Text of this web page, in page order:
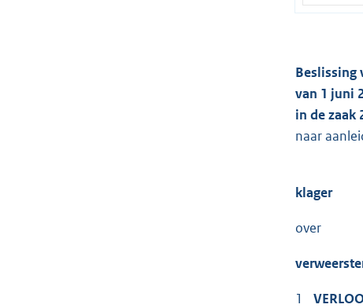
Beslissing
van 1 juni
in de zaak
naar
klager
over
1